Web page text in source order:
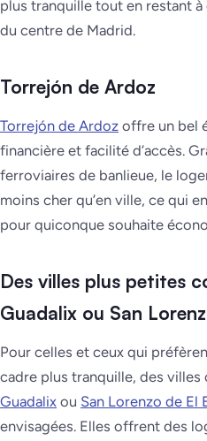
plus tranquille tout en restant
du centre de Madrid.
Torrejón de Ardoz
Torrejón de Ardoz offre un bel
financière et facilité d’accès.
ferroviaires de banlieue, le
moins cher qu’en ville, ce qui
pour quiconque souhaite
Des villes plus petites
Guadalix ou San
Pour celles et ceux qui
cadre plus tranquille, des villes
Guadalix ou San Lorenzo de El
envisagées. Elles offrent des